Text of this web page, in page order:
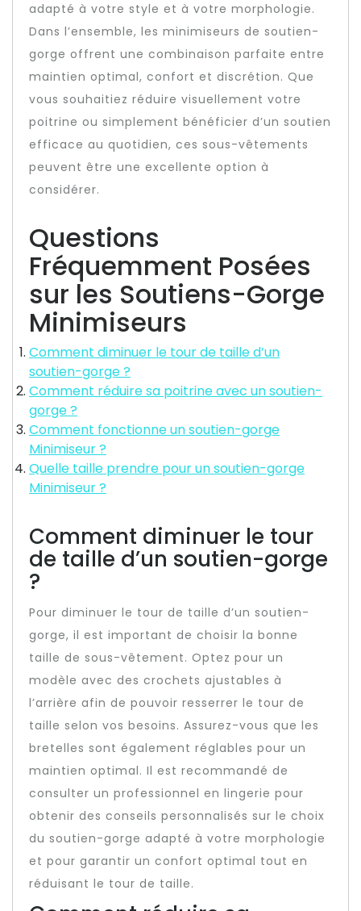
adapté à votre style et à votre morphologie.
Dans l’ensemble, les minimiseurs de soutien-
gorge offrent une combinaison parfaite entre
maintien optimal, confort et discrétion. Que
vous souhaitiez réduire visuellement votre
poitrine ou simplement bénéficier d’un soutien
efficace au quotidien, ces sous-vêtements
peuvent être une excellente option à
considérer.
Questions
Fréquemment Posées
sur les Soutiens-Gorge
Minimiseurs
Comment diminuer le tour de taille d’un
soutien-gorge ?
Comment réduire sa poitrine avec un soutien-
gorge ?
Comment fonctionne un soutien-gorge
Minimiseur ?
Quelle taille prendre pour un soutien-gorge
Minimiseur ?
Comment diminuer le tour
de taille d’un soutien-gorge
?
Pour diminuer le tour de taille d’un soutien-
gorge, il est important de choisir la bonne
taille de sous-vêtement. Optez pour un
modèle avec des crochets ajustables à
l’arrière afin de pouvoir resserrer le tour de
taille selon vos besoins. Assurez-vous que les
bretelles sont également réglables pour un
maintien optimal. Il est recommandé de
consulter un professionnel en lingerie pour
obtenir des conseils personnalisés sur le choix
du soutien-gorge adapté à votre morphologie
et pour garantir un confort optimal tout en
réduisant le tour de taille.